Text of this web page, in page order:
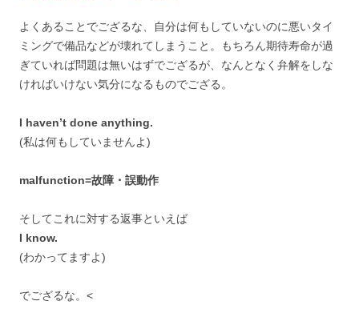
よくあることでござるな、自分は何もしていないのに悪いタイ
ミングで備品などが壊れてしまうこと。もちろん期待寿命が過
ぎていれば問題は無いはずでござるが、なんとなく弁解をしな
ければいけない気分になるものでござる。
I haven’t done anything.
(私は何もしていませんよ)
malfunction=故障・誤動作
そしてこれに対する返事といえば
I know.
(わかってますよ)
でござるな。<